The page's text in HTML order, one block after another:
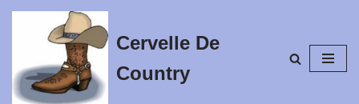
contenu
Cervelle De
Country